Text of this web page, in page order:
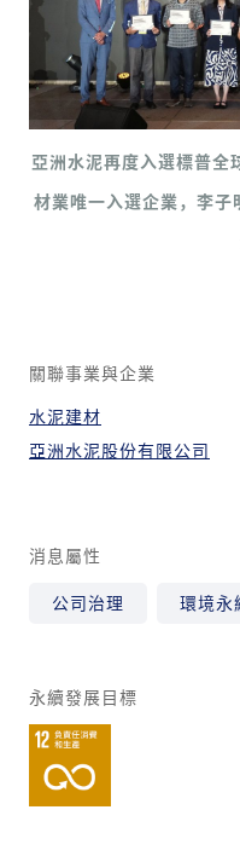
亞洲水泥再度入選標普
材業唯一入選企業，李
關聯事業與企業
水泥建材
亞洲水泥股份有限公司
消息屬性
公司治理 環境永
永續發展目標